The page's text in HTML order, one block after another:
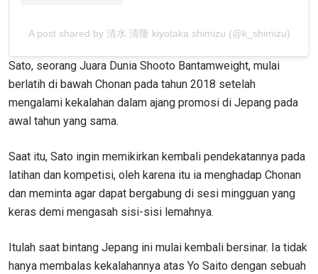
A post shared by 清水 清隆 kiyotaka shimizu (@k_shimizu)
Sato, seorang Juara Dunia Shooto Bantamweight, mulai
berlatih di bawah Chonan pada tahun 2018 setelah
mengalami kekalahan dalam ajang promosi di Jepang pada
awal tahun yang sama.
Saat itu, Sato ingin memikirkan kembali pendekatannya pada
latihan dan kompetisi, oleh karena itu ia menghadap Chonan
dan meminta agar dapat bergabung di sesi mingguan yang
keras demi mengasah sisi-sisi lemahnya.
Itulah saat bintang Jepang ini mulai kembali bersinar. Ia tidak
hanya membalas kekalahannya atas Yo Saito dengan sebuah